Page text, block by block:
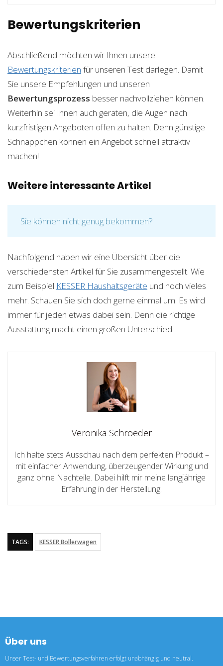
Bewertungskriterien
Abschließend möchten wir Ihnen unsere
Bewertungskriterien für unseren Test darlegen. Damit
Sie unsere Empfehlungen und unseren
Bewertungsprozess besser nachvollziehen können.
Weiterhin sei Ihnen auch geraten, die Augen nach
kurzfristigen Angeboten offen zu halten. Denn günstige
Schnäppchen können ein Angebot schnell attraktiv
machen!
Weitere interessante Artikel
Sie können nicht genug bekommen?
Nachfolgend haben wir eine Übersicht über die
verschiedensten Artikel für Sie zusammengestellt. Wie
zum Beispiel KESSER Haushaltsgeräte und noch vieles
mehr. Schauen Sie sich doch gerne einmal um. Es wird
immer für jeden etwas dabei sein. Denn die richtige
Ausstattung macht einen großen Unterschied.
Veronika Schroeder
Ich halte stets Ausschau nach dem perfekten Produkt –
mit einfacher Anwendung, überzeugender Wirkung und
ganz ohne Nachteile. Dabei hilft mir meine langjährige
Erfahrung in der Herstellung.
TAGS: KESSER Bollerwagen
Über uns
Unser Test- und Bewertungsverfahren erfolgt unabhängig und neutral.